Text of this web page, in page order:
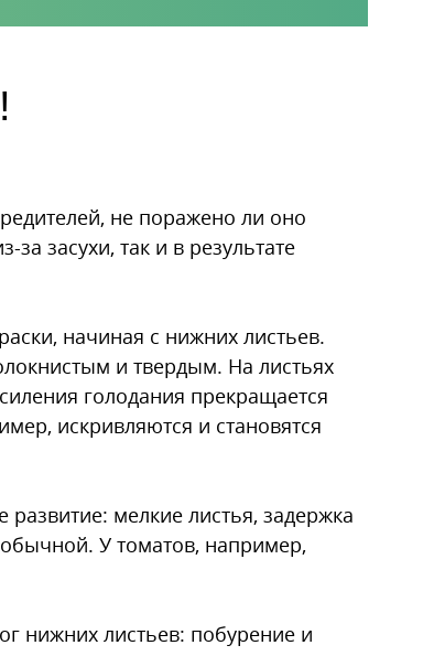
не поражено ли оно
засухи, так и в результате
начиная с нижних листьев.
и твердым. На листьях
голодания прекращается
искривляются и становятся
мелкие листья, задержка
У томатов, например,
нижних листьев: побурение и